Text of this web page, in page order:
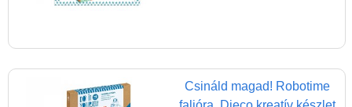
Csináld magad! Robotime